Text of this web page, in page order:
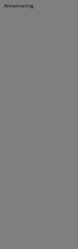
Annoncering